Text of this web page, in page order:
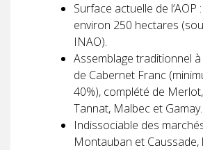
Surface actuelle de l’AOP :
environ 250 hectares
INAO).
Assemblage traditionnel
de Cabernet Franc
40%), complété de Merlot,
Tannat, Malbec et Gamay.
Indissociable des
Montauban et Caussade,